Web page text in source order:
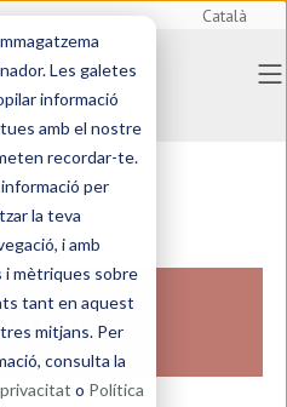
Les galetes
informació
amb el nostre
recordar-te.
per
la teva
i amb
i mètriques sobre
tant en aquest
mitjans. Per
consulta la
o Política
Català